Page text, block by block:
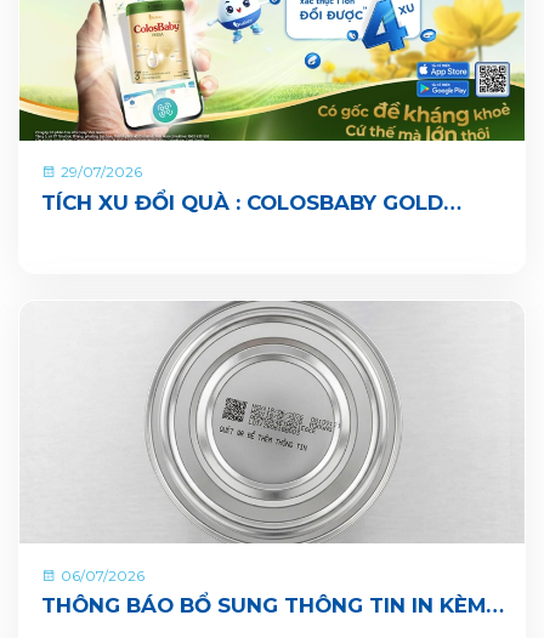
29/07/2026
TÍCH XU ĐỔI QUÀ : COLOSBABY GOLD
06/07/2026
THÔNG BÁO BỔ SUNG THÔNG TIN IN KÈM